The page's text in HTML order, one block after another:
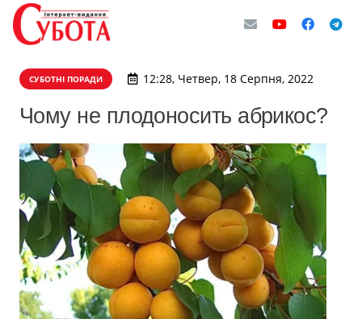
СУБОТНІ ПОРАДИ 12:28, Четвер, 18 Серпня, 2022
Чому не плодоносить абрикос?